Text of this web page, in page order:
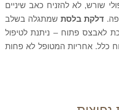
כאב שיניים
שמתגלה בשלב
– ניתנת לטיפול
המטופל לא פחות